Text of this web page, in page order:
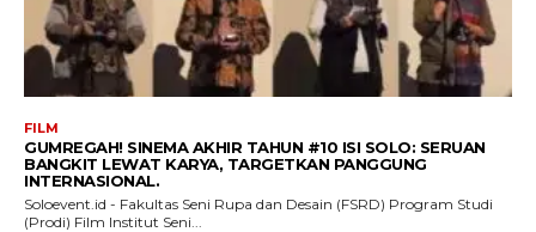
FILM
GUMREGAH! SINEMA AKHIR TAHUN #10 ISI SOLO: SERUAN
BANGKIT LEWAT KARYA, TARGETKAN PANGGUNG
INTERNASIONAL.
Soloevent.id - Fakultas Seni Rupa dan Desain (FSRD) Program Studi
(Prodi) Film Institut Seni...